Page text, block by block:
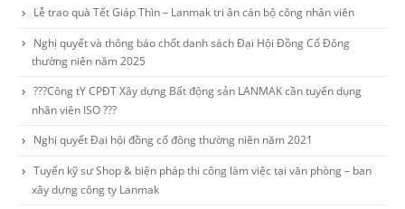
Lễ trao quà Tết Giáp Thìn – Lanmak tri ân cán bộ công nhân viên
Nghị quyết và thông báo chốt danh sách Đại Hội Đồng Cổ Đông
thường niên năm 2025
???Công tY CPĐT Xây dựng Bất động sản LANMAK cần tuyển dụng
nhân viên ISO ???
Nghị quyết Đại hội đồng cổ đông thường niên năm 2021
Tuyển kỹ sư Shop & biện pháp thi công làm việc tại văn phòng – ban
xây dựng công ty Lanmak